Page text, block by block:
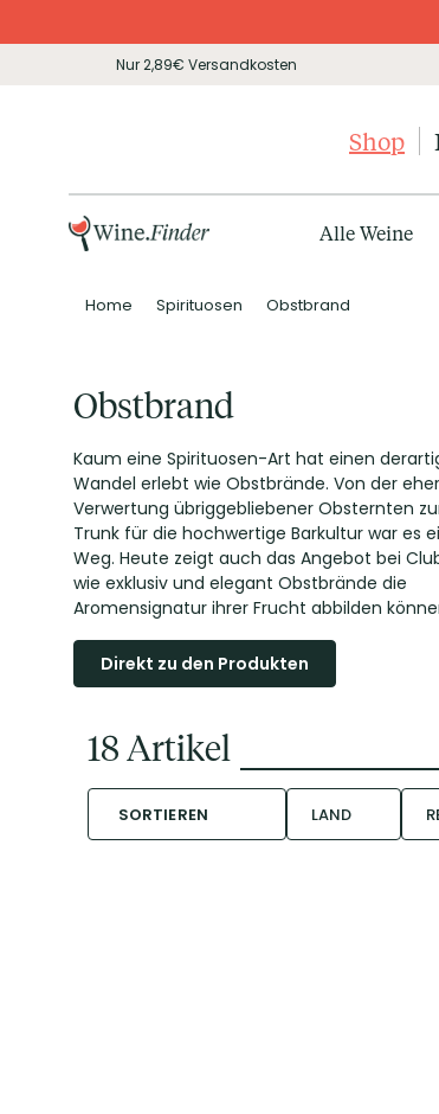
Nur 2,89€ Versandkosten
Shop
Alle Weine
Home Spirituosen Obstbrand
Obstbrand
Kaum eine Spirituosen-Art hat einen
Wandel erlebt wie Obstbrände. Von der
Verwertung übriggebliebener Obsternten
Trunk für die hochwertige Barkultur war es
Weg. Heute zeigt auch das Angebot bei
wie exklusiv und elegant Obstbrände die
Aromensignatur ihrer Frucht abbilden
Direkt zu den Produkten
18 Artikel
SORTIEREN LAND